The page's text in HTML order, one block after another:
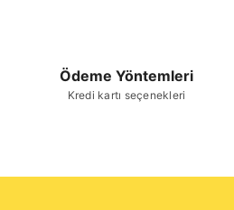
Ödeme Yöntemleri
Kredi kartı seçenekleri